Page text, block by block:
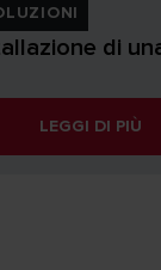
di
LEGGI DI PIÙ